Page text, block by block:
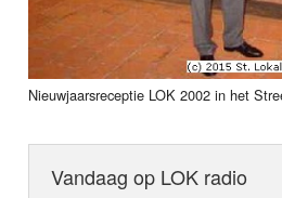
Nieuwjaarsreceptie LOK 2002 in het
Vandaag op LOK radio